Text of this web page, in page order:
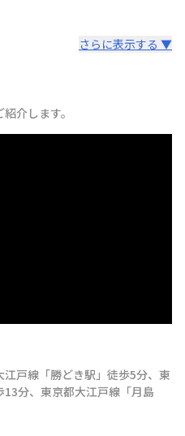
さらに表示する ▼
介します。
江戸線 「勝どき駅 」 徒歩5分、 東
13分、 東京都大江戸線 「月島